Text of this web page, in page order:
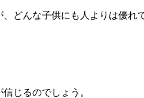
どんな子供にも人よりは優れ
じるのでしょう。